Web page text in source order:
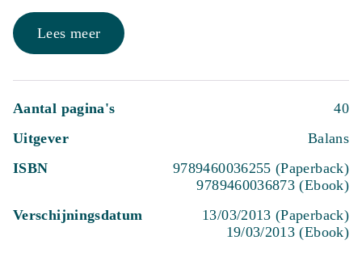
Lees meer
Aantal pagina's
40
Uitgever
Balans
ISBN
9789460036255 (Paperback)
9789460036873 (Ebook)
Verschijningsdatum
13/03/2013 (Paperback)
19/03/2013 (Ebook)